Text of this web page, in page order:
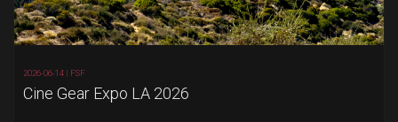
2026-06-14 | FSF
Cine Gear Expo LA 2026